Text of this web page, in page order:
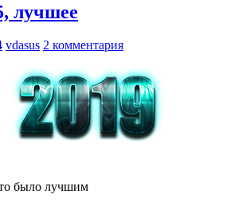
лучшее
vdasus 2 комментария
было лучшим